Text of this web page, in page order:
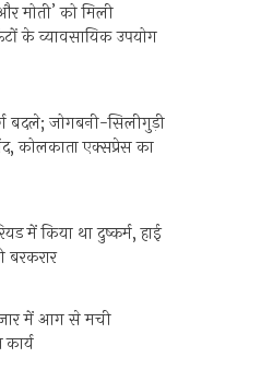
मोती’ को मिली
के व्यावसायिक उपयोग
बदले; जोगबनी-सिलीगुड़ी
कोलकाता एक्सप्रेस का
में किया था दुष्कर्म, हाई
बरकरार
में आग से मची